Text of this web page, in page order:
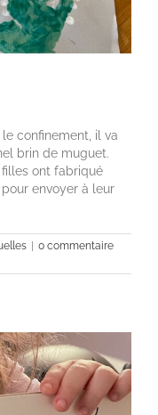
confinement, il va
brin de muguet.
filles ont fabriqué
envoyer à leur
| 0 commentaire